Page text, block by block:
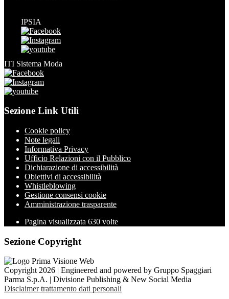
IPSIA
ITI Sistema Moda
Sezione Link Utili
Cookie policy
Note legali
Informativa Privacy
Ufficio Relazioni con il Pubblico
Dichiarazione di accessibilità
Obiettivi di accessibilità
Whistleblowing
Gestione consensi cookie
Amministrazione trasparente
Pagina visualizzata 630 volte
Sezione Copyright
Copyright 2026 | Engineered and powered by Gruppo Spaggiari
Parma S.p.A. | Divisione Publishing & New Social Media
Disclaimer trattamento dati personali